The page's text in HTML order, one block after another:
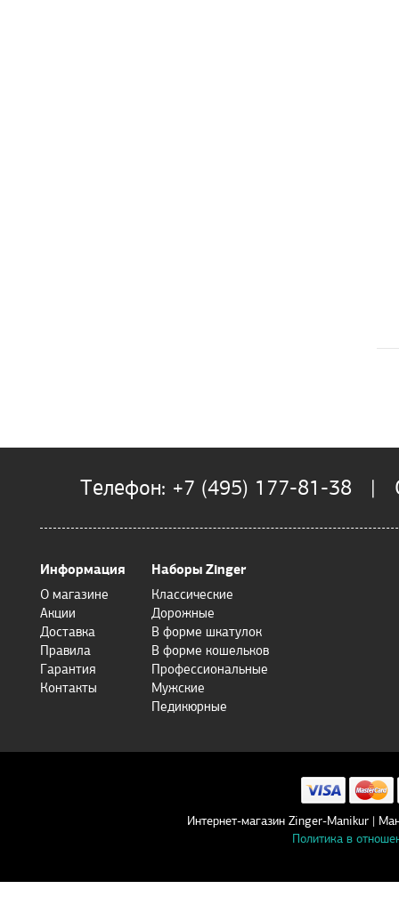
Телефон: +7 (495) 177-81-38 |
Информация
О магазине
Акции
Доставка
Правила
Гарантия
Контакты
Наборы Zinger
Классические
Дорожные
В форме шкатулок
В форме кошельков
Профессиональные
Мужские
Педикюрные
Интернет-магазин Zinger-Manikur |
Политика в